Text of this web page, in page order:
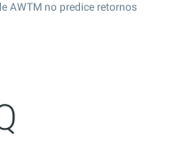
AWTM no predice retornos